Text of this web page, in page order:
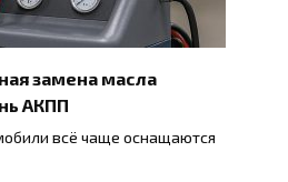
замена масла
АКПП
всё чаще оснащаются